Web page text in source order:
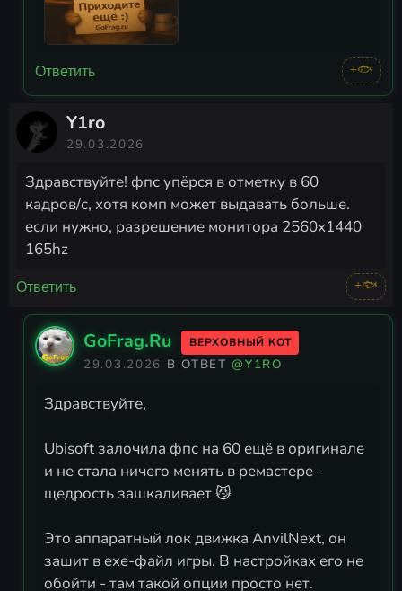
Ответить +🐟
Y1ro
29.03.2026
Здравствуйте! фпс упёрся в отметку в 60
кадров/с, хотя комп может выдавать больше.
если нужно, разрешение монитора 2560х1440
165hz
Ответить +🐟
GoFrag.Ru ВЕРХОВНЫЙ КОТ
29.03.2026 В ОТВЕТ@Y1RO
Здравствуйте,
Ubisoft залочила фпс на 60 ещё в оригинале
и не стала ничего менять в ремастере -
щедрость зашкаливает 😼
Это аппаратный лок движка AnvilNext, он
зашит в exe-файл игры. В настройках его не
обойти - там такой опции просто нет.